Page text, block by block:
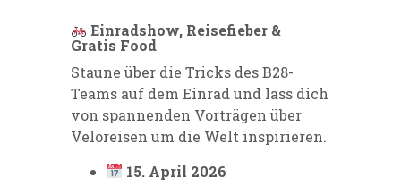
Einradshow, Reisefieber &
Gratis Food
Staune über die Tricks des B28-
Teams auf dem Einrad und lass dich
von spannenden Vorträgen über
Veloreisen um die Welt inspirieren.
15. April 2026